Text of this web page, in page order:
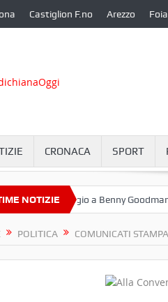
Castiglion F.no Arezzo
CRONACA SPORT
NOTIZIE
Omaggio a Benny Goodman ed
POLITICA COMUNICATI STAMPA